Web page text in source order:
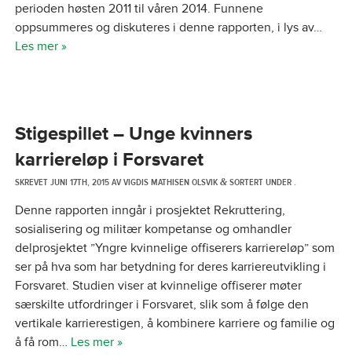
perioden høsten 2011 til våren 2014. Funnene
oppsummeres og diskuteres i denne rapporten, i lys av…
Les mer »
Stigespillet – Unge kvinners
karriereløp i Forsvaret
SKREVETJUNI 17TH, 2015AVVIGDIS MATHISEN OLSVIK &SORTERT UNDER .
Denne rapporten inngår i prosjektet Rekruttering,
sosialisering og militær kompetanse og omhandler
delprosjektet ”Yngre kvinnelige offiserers karriereløp” som
ser på hva som har betydning for deres karriereutvikling i
Forsvaret. Studien viser at kvinnelige offiserer møter
særskilte utfordringer i Forsvaret, slik som å følge den
vertikale karrierestigen, å kombinere karriere og familie og
å få rom… Les mer »